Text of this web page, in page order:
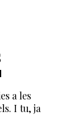
a les
I tu, ja